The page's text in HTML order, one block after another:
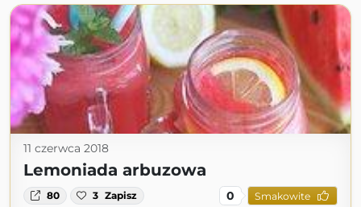
11 czerwca 2018
Lemoniada arbuzowa
80 3 Zapisz 0 Smakowite